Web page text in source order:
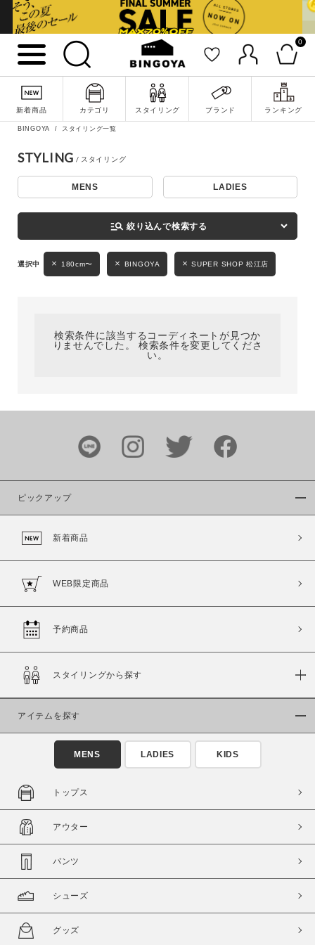
0
新着商品 カテゴリ スタイリング ブランド ランキング
詳細検索
カラー
価格
～
商品タイプ
通常商品 予約商品
在庫
在庫あり 在庫なし含む
BINGOYA スタイリング一覧
STYLING
MENS LADIES
manage_search 絞り込んで検索する
180cm〜 BINGOYA SUPER SHOP 松江店
検索条件に該当するコーディネートが見つか
りませんでした。 検索条件を変更してくださ
い。
ピックアップ
新着商品
WEB限定商品
予約商品
スタイリングから探す
アイテムを探す
MENS LADIES KIDS
トップス
アウター
パンツ
シューズ
グッズ